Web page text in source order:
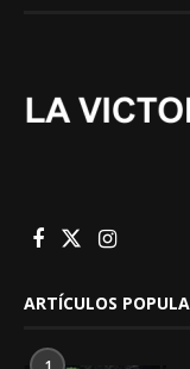
ARTÍCULOS